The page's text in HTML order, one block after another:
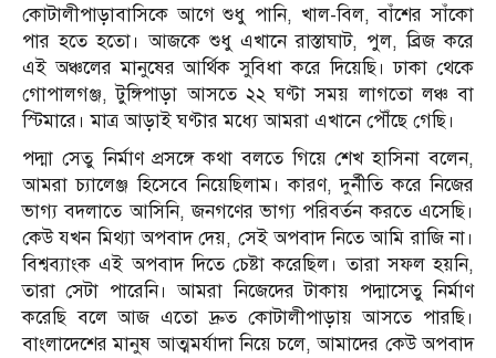
কোটালীপাড়াবাসিকে আগে শুধু পানি, খাল-বিল, বাঁশের সাঁকো
পার হতে হতো। আজকে শুধু এখানে রাস্তাঘাট, পুল, ব্রিজ করে
এই অঞ্চলের মানুষের আর্থিক সুবিধা করে দিয়েছি। ঢাকা থেকে
গোপালগঞ্জ, টুঙ্গিপাড়া আসতে ২২ ঘণ্টা সময় লাগতো লঞ্চ বা
স্টিমারে। মাত্র আড়াই ঘণ্টার মধ্যে আমরা এখানে পৌঁছে গেছি।
পদ্মা সেতু নির্মাণ প্রসঙ্গে কথা বলতে গিয়ে শেখ হাসিনা বলেন,
আমরা চ্যালেঞ্জ হিসেবে নিয়েছিলাম। কারণ, দুর্নীতি করে নিজের
ভাগ্য বদলাতে আসিনি, জনগণের ভাগ্য পরিবর্তন করতে এসেছি।
কেউ যখন মিথ্যা অপবাদ দেয়, সেই অপবাদ নিতে আমি রাজি না।
বিশ্বব্যাংক এই অপবাদ দিতে চেষ্টা করেছিল। তারা সফল হয়নি,
তারা সেটা পারেনি। আমরা নিজেদের টাকায় পদ্মাসেতু নির্মাণ
করেছি বলে আজ এতো দ্রুত কোটালীপাড়ায় আসতে পারছি।
বাংলাদেশের মানুষ আত্মমর্যাদা নিয়ে চলে, আমাদের কেউ অপবাদ